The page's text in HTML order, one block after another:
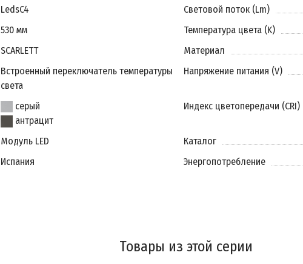
LedsC4 Световой поток (Lm)
530 мм Температура цвета (K)
SCARLETT Материал
Встроенный переключатель температуры
света
Напряжение питания (V)
серый
антрацит
Индекс цветопередачи (CRI)
Модуль LED Каталог
Испания Энергопотребление
Товары из этой серии